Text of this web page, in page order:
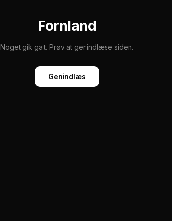
Fornland
Noget gik galt. Prøv at genindlæse siden.
Genindlæs